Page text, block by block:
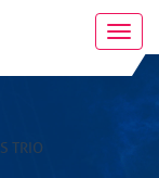
TRIO